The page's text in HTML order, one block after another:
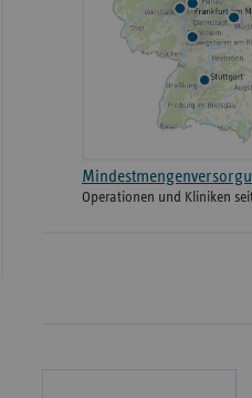
Operationen und Kliniken